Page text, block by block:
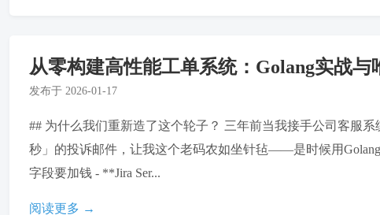
从零构建高性能工单系统：Golang实战
发布于 2026-01-17
## 为什么我们重新造了这个轮子？ 三年前当我接手公司客服
秒」的投诉邮件，让我这个老码农如坐针毡——是时候用
字段要加钱 - **Jira Ser...
阅读更多 →